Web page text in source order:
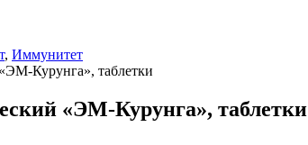
, Иммунитет
Курунга», таблетки
«ЭМ-Курунга», таблетки